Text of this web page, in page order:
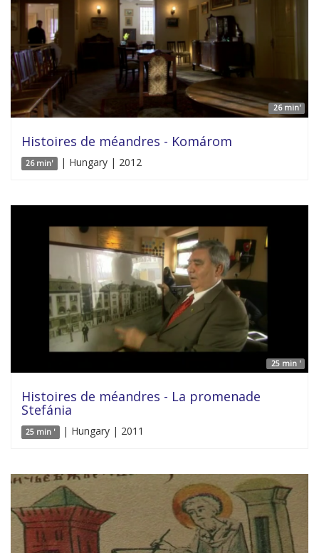
26 min'
Histoires de méandres - Komárom
26 min' | Hungary | 2012
25 min '
Histoires de méandres - La promenade
Stefánia
25 min ' | Hungary | 2011